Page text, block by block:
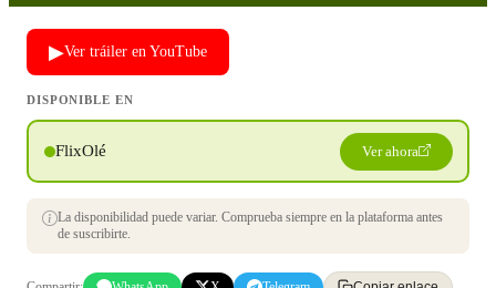
▶Ver tráiler en YouTube
DISPONIBLE EN
FlixOlé Ver ahora
La disponibilidad puede variar. Comprueba siempre en la plataforma antes
de suscribirte.